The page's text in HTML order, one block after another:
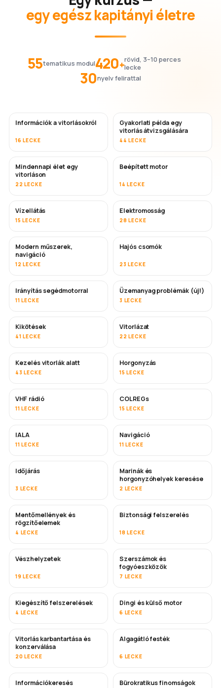
egy egész kapitányi életre
55tematikus modul420+rövid, 3–10 perces
lecke
30nyelv felirattal
Információk a vitorlásokról
16 LECKE
Gyakorlati példa egy
vitorlás átvizsgálására
44 LECKE
Mindennapi élet egy
vitorláson
22 LECKE
Beépített motor
14 LECKE
Vízellátás
15 LECKE
Elektromosság
28 LECKE
Modern műszerek,
navigáció
12 LECKE
Hajós csomók
23 LECKE
Irányítás segédmotorral
11 LECKE
Üzemanyag problémák (új!)
3 LECKE
Kikötések
41 LECKE
Vitorlázat
22 LECKE
Kezelés vitorlák alatt
43 LECKE
Horgonyzás
15 LECKE
VHF rádió
11 LECKE
COLREGs
15 LECKE
IALA
11 LECKE
Navigáció
11 LECKE
Időjárás
3 LECKE
Marinák és
horgonyzóhelyek keresése
2 LECKE
Mentőmellények és
rögzítőelemek
4 LECKE
Biztonsági felszerelés
18 LECKE
Vészhelyzetek
19 LECKE
Szerszámok és
fogyóeszközök
7 LECKE
Kiegészítő felszerelések
4 LECKE
Dingi és külső motor
6 LECKE
Vitorlás karbantartása és
konzerválása
20 LECKE
HAMAROSAN
Algagátló festék
6 LECKE
Információkeresés Bürokratikus finomságok